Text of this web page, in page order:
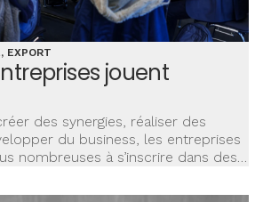
EXPORT
jouent
des synergies, réaliser des
du business, les entreprises
nombreuses à s’inscrire dans des
locales et partagées. À l’heure